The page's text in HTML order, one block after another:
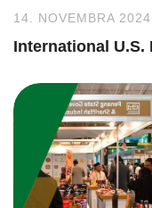
14. NOVEMBRA
International U.S.